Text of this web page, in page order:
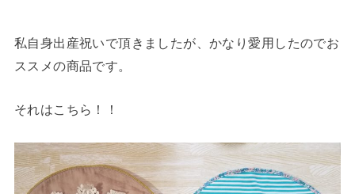
私自身出産祝いで頂きましたが、かなり愛用したのでお
ススメの商品です。
それはこちら！！